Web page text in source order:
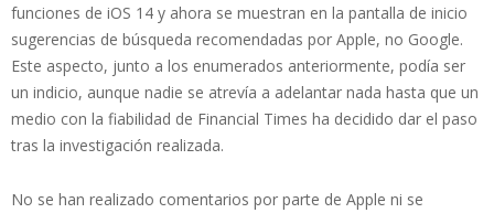
funciones de iOS 14 y ahora se muestran en la pantalla de inicio
sugerencias de búsqueda recomendadas por Apple, no Google.
Este aspecto, junto a los enumerados anteriormente, podía ser
un indicio, aunque nadie se atrevía a adelantar nada hasta que un
medio con la fiabilidad de Financial Times ha decidido dar el paso
tras la investigación realizada.
No se han realizado comentarios por parte de Apple ni se